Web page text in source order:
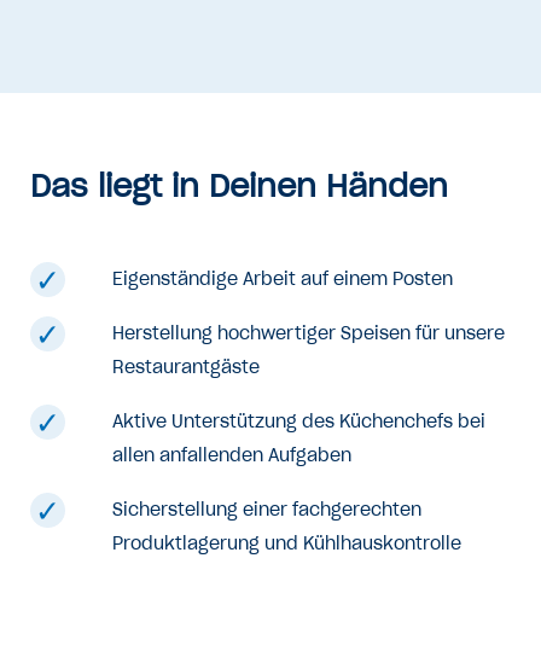
Das liegt in Deinen Händen
Eigenständige Arbeit auf einem Posten
Herstellung hochwertiger Speisen für unsere
Restaurantgäste
Aktive Unterstützung des Küchenchefs bei
allen anfallenden Aufgaben
Sicherstellung einer fachgerechten
Produktlagerung und Kühlhauskontrolle